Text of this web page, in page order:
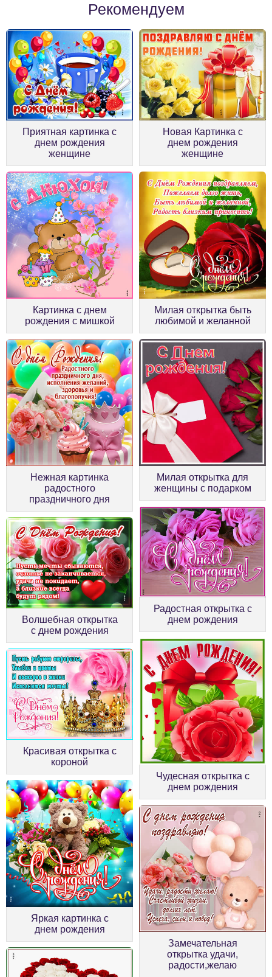
Рекомендуем
Приятная картинка с
днем рождения
женщине
Новая Картинка с
днем рождения
женщине
Картинка с днем
рождения с мишкой
Милая открытка быть
любимой и желанной
Нежная картинка
радостного
праздничного дня
Милая открытка для
женщины с подарком
Волшебная открытка
с днем рождения
Радостная открытка с
днем рождения
Красивая открытка с
короной
Чудесная открытка с
днем рождения
Яркая картинка с
днем рождения
Замечательная
открытка удачи,
радости,желаю